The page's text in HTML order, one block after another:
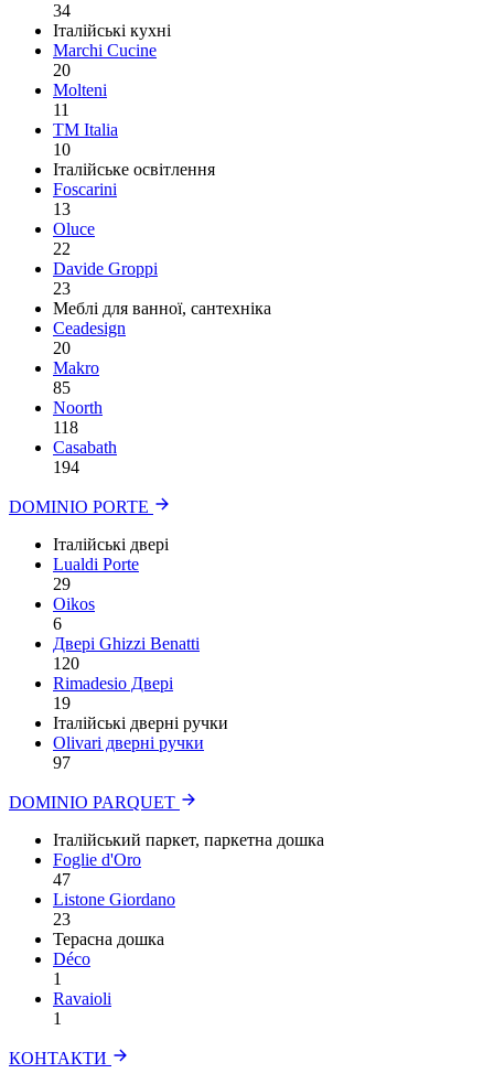
34
Італійські кухні
Marchi Cucine
20
Molteni
11
TM Italia
10
Італійське освітлення
Foscarini
13
Oluce
22
Davide Groppi
23
Меблі для ванної, сантехніка
Ceadesign
20
Makro
85
Noorth
118
Сasabath
194
DOMINIO PORTE
Італійські двері
Lualdi Porte
29
Oikos
6
Двері Ghizzi Benatti
120
Rimadesio Двері
19
Італійські дверні ручки
Olivari дверні ручки
97
DOMINIO PARQUET
Італійський паркет, паркетна дошка
Foglie d'Oro
47
Listone Giordano
23
Терасна дошка
Déco
1
Ravaioli
1
КОНТАКТИ